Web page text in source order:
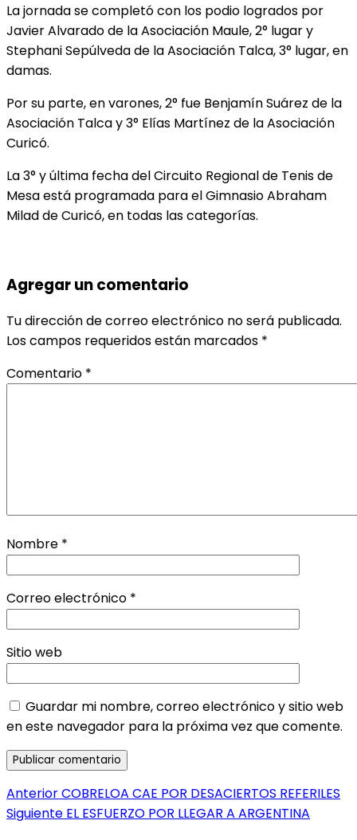
La jornada se completó con los podio logrados por
Javier Alvarado de la Asociación Maule, 2° lugar y
Stephani Sepúlveda de la Asociación Talca, 3° lugar, en
damas.
Por su parte, en varones, 2° fue Benjamín Suárez de la
Asociación Talca y 3° Elías Martínez de la Asociación
Curicó.
La 3° y última fecha del Circuito Regional de Tenis de
Mesa está programada para el Gimnasio Abraham
Milad de Curicó, en todas las categorías.
Agregar un comentario
Tu dirección de correo electrónico no será publicada.
Los campos requeridos están marcados *
Comentario *
Nombre *
Correo electrónico *
Sitio web
Guardar mi nombre, correo electrónico y sitio web
en este navegador para la próxima vez que comente.
Navegación
de
AnteriorEntrada
anterior:
COBRELOA CAE POR DESACIERTOS REFERILES
Siguiente Entrada
EL ESFUERZO POR LLEGAR A ARGENTINA